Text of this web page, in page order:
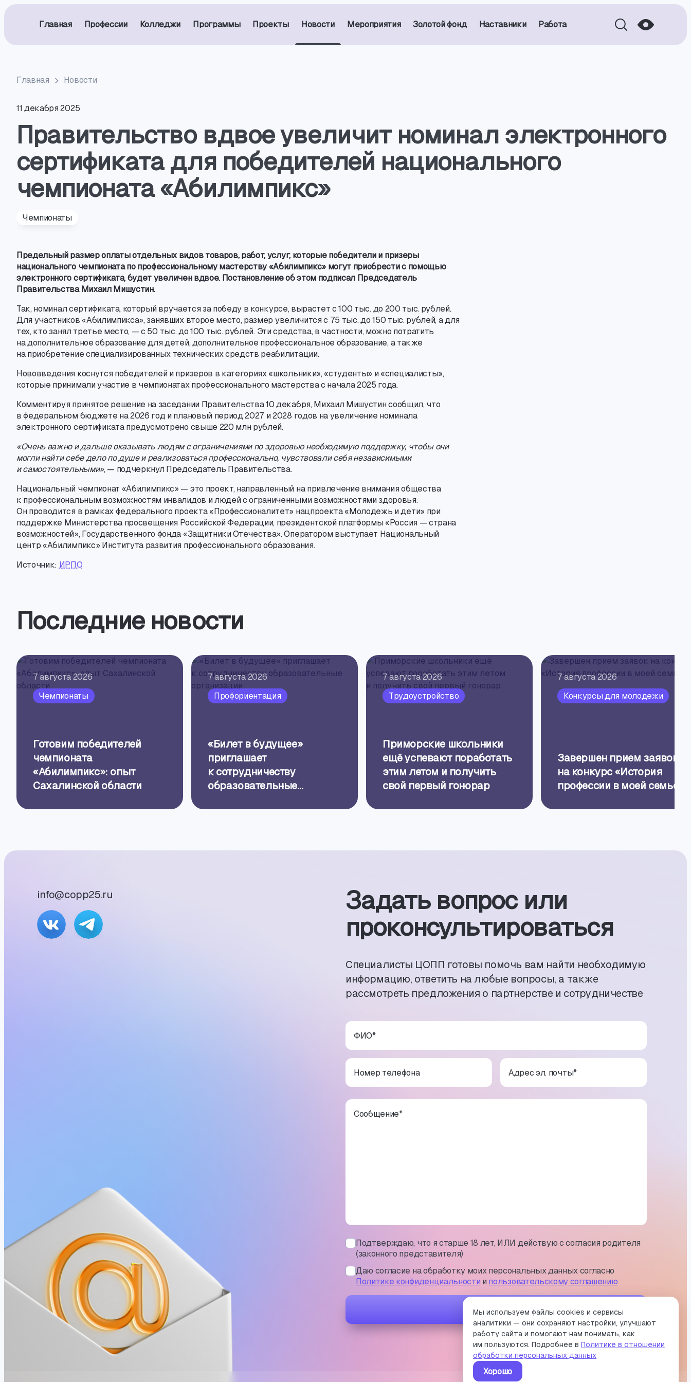
Главная Профессии Колледжи Программы Проекты Новости Мероприятия Золотой фонд Наставники Работа
Главная Новости
11 декабря 2025
Правительство вдвое увеличит номинал электронного
сертификата для победителей национального
чемпионата «Абилимпикс»
Чемпионаты
Предельный размер оплаты отдельных видов товаров, работ, услуг, которые победители и призеры
национального чемпионата по профессиональному мастерству «Абилимпикс» могут приобрести с помощью
электронного сертификата, будет увеличен вдвое. Постановление об этом подписал Председатель
Правительства Михаил Мишустин.
Так, номинал сертификата, который вручается за победу в конкурсе, вырастет с 100 тыс. до 200 тыс. рублей.
Для участников «Абилимпикса», занявших второе место, размер увеличится с 75 тыс. до 150 тыс. рублей, а для
тех, кто занял третье место, — с 50 тыс. до 100 тыс. рублей. Эти средства, в частности, можно потратить
на дополнительное образование для детей,дополнительное профессиональное образование, а также
на приобретение специализированных технических средств реабилитации.
Нововведения коснутся победителей и призеров в категориях «школьники», «студенты» и «специалисты»,
которые принимали участие в чемпионатах профессионального мастерства с начала 2025 года.
Комментируя принятое решение на заседании Правительства 10 декабря, Михаил Мишустин сообщил, что
в федеральном бюджете на 2026 год и плановый период 2027 и 2028 годов на увеличение номинала
электронного сертификата предусмотрено свыше 220 млн рублей.
«Очень важно и дальше оказывать людям с ограничениями по здоровью необходимую поддержку, чтобы они
могли найти себе дело по душе и реализоваться профессионально, чувствовали себя независимыми
и самостоятельными», — подчеркнул Председатель Правительства.
Национальный чемпионат «Абилимпикс» — это проект, направленный на привлечение внимания общества
к профессиональным возможностям инвалидов и людей с ограниченными возможностями здоровья.
Он проводится в рамках федерального проекта «Профессионалитет» нацпроекта «Молодежь и дети» при
поддержке Министерства просвещения Российской Федерации, президентской платформы «Россия — страна
возможностей», Государственного фонда «Защитники Отечества». Оператором выступает Национальный
центр «Абилимпикс» Института развития профессионального образования.
Источник: ИРПО
Последние новости
7 августа 2026
Чемпионаты
Готовим победителей
чемпионата
«Абилимпикс»: опыт
Сахалинской области
7 августа 2026
Профориентация
«Билет в будущее»
приглашает
к сотрудничеству
образовательные
7 августа 2026
Трудоустройство
Приморские школьники
ещё успевают поработать
этим летом и получить
свой первый гонорар
7 августа 2026
Конкурсы для молодежи
Завершен прием заявок
на конкурс «История
профессии в моей семье»
info@copp25.ru
Задать вопрос или
проконсуль­тиро­ваться
Специалисты ЦОПП готовы помочь вам найти необходимую
информацию, ответить на любые вопросы, а также
рассмотреть предложения о партнерстве и сотрудничестве
ФИО*
Номер телефона Адрес эл. почты*
Сообщение*
Подтверждаю, что я старше 18 лет, ИЛИ действую с согласия родителя
(законного представителя)
Даю согласие на обработку моих персональных данных согласно
Политике конфиденциальности и пользовательскому соглашению
Отправить
Мы используем файлы cookies и сервисы
аналитики — они сохраняют настройки, улучшают
работу сайта и помогают нам понимать, как
им пользуются. Подробнее в Политике в отношении
обработки персональных данных
Хорошо